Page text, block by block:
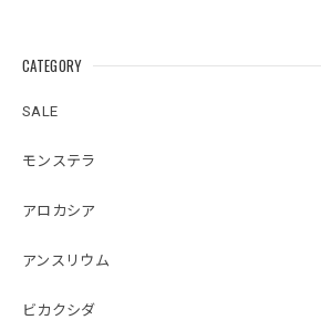
るため、梱包方法や発送のタ
めてまいりますので、今後とも
CATEGORY
SALE
モンステラ
アロカシア
アンスリウム
ビカクシダ